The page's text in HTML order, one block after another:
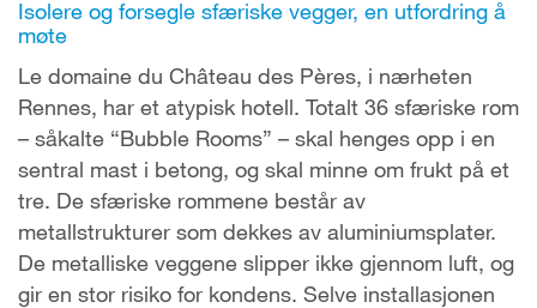
Isolere og forsegle sfæriske vegger, en utfordring å
møte
Le domaine du Château des Pères, i nærheten
Rennes, har et atypisk hotell. Totalt 36 sfæriske rom
– såkalte “Bubble Rooms” – skal henges opp i en
sentral mast i betong, og skal minne om frukt på et
tre. De sfæriske rommene består av
metallstrukturer som dekkes av aluminiumsplater.
De metalliske veggene slipper ikke gjennom luft, og
gir en stor risiko for kondens. Selve installasjonen